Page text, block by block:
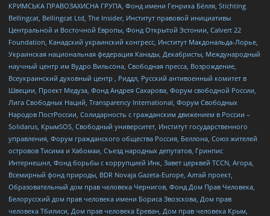
КРИМСЬКА ПРАВОЗАХИСНА ГРУПА, Фонд имени Генриха Бёлля, Stichting
Bellingcat, Bellingcat Ltd, The Insider, Институт правовой инициативы
Центральной и Восточной Европы, Фонд Открытой Эстонии, Calvert 22
Foundation, Канадский украинский конгресс, Институт Макдональда-Лорье,
Украинская национальная федерация Канады, Декабристы, Международный
научный центр им Вудро Вильсона, Свободная пресса, Возрождение,
Всеукраинский духовный центр , Риддл, Русский антивоенный комитет в
Швеции, Проект Медуза, Фонд Андрея Сахарова, Форум свободной России,
Лига Свободных Наций, Transparеncy International, Форум Свободных
Народов ПостРоссии, Солидарность с гражданским движением в России –
Solidarus, КрымSOS, Свободный университет, Институт государственного
управления, Форум гражданского общества Россия, Беллона, Союз жителей
островов Тисима и Хабомаи, Съезд народных депутатов, Гринпис
Интернешнл, Фонд борьбы с коррупцией Инк, Завет церквей TCCN, Агора,
Всемирный фонд природы, BDR Novaja Gazeta-Europe, Алтай проект,
Образовательный дом прав человека Чернигов, Фонд Дом Прав Человека,
Белорусский дом прав человека имени Бориса Звозскова, Дом прав
человека Тбилиси, Дом прав человека Ереван, Дом прав человека Крым,